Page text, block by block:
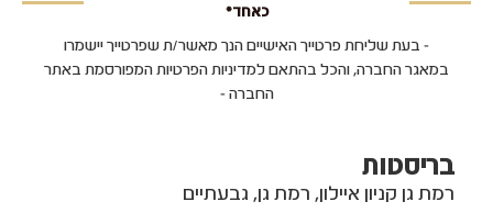
כאחד*
- בעת שליחת פרטייך האישיים הנך מאשר/ת שפרטייך יישמרו
במאגר החברה, והכל בהתאם למדיניות הפרטיות המפורסמת באתר
החברה -
בריסטות
רמת גן קניון איילון, רמת גן, גבעתיים